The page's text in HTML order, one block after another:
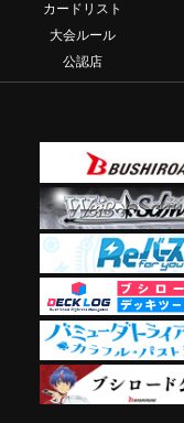
カードリスト
大会ルール
公認店